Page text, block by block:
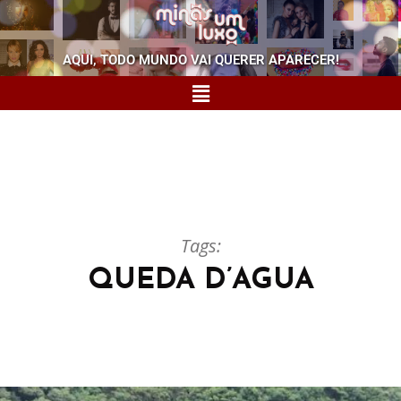
AQUI, TODO MUNDO VAI QUERER APARECER!
Tags:
QUEDA D’AGUA